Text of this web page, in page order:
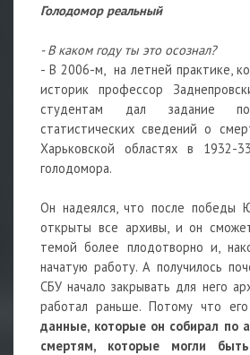
Голодомор реальный
- В каком году ты это осознал?
- В 2006-м, на летней практике,
историк профессор
студентам дал задание
статистических сведений о
Харьковской областях в 1932-
голодомора.
Он надеялся, что после победы
открыты все архивы, и он
темой более плодотворно и,
начатую работу. А получилось
СБУ начало закрывать для него
работал раньше. Потому что
данные, которые он собирал по
смертям, которые могли